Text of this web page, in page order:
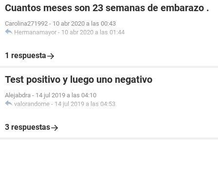
Cuantos meses son 23 semanas de embarazo .
Carolina271992 - 10 abr 2020 a las 00:43
Hermanamayor - 10 abr 2020 a las 01:44
1 respuesta
Test positivo y luego uno negativo
Alejabdra - 14 jul 2019 a las 04:10
valorandome - 14 jul 2019 a las 04:53
3 respuestas